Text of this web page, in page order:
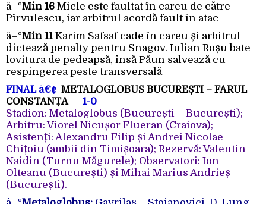
â–ºMin 16 Micle este faultat în careu de către
Pîrvulescu, iar arbitrul acordă fault în atac
â–ºMin 11Karim Safsaf cade în careu și arbitrul
dictează penalty pentru Snagov. Iulian Roșu bate
lovitura de pedeapsă, însă Păun salvează cu
respingerea peste transversală
FINAL â€¢ METALOGLOBUS BUCUREȘTI – FARUL
CONSTANȚA
1-0
Stadion: Metaloglobus (București – București);
Arbitru: Viorel Nicușor Flueran (Craiova);
Asistenți: Alexandru Filip și Andrei Nicolae
Chițoiu (ambii din Timișoara); Rezervă: Valentin
Naidin (Turnu Măgurele); Observatori: Ion
Olteanu (București) și Mihai Marius Andrieș
(București).